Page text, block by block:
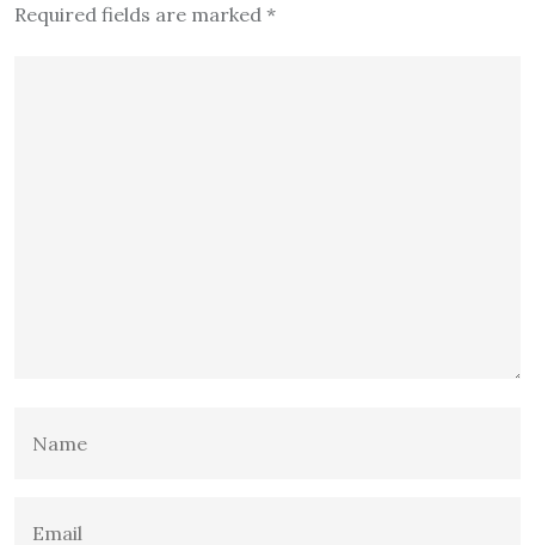
Required fields are marked *